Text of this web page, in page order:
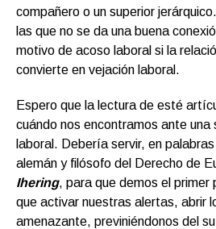
compañero o un superior
las que no se da una buena
motivo de acoso laboral si la
convierte en vejación laboral.
Espero que la lectura de esté
cuándo nos encontramos ante una
laboral. Debería servir, en
alemán y filósofo del Derecho de
Ihering, para que demos el primer
que activar nuestras alertas, abrir
amenazante, previniéndonos del